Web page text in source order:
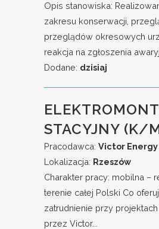
Opis stanowiska:
zakresu konserwacji,
przeglądów okresowych
reakcja na zgłoszenia
Dodane: dzisiaj
STACYJNY (K/
Pracodawca: Victor Energy
Lokalizacja: Rzeszów
Charakter pracy: mobilna –
terenie całej Polski Co
zatrudnienie przy
przez Victor...